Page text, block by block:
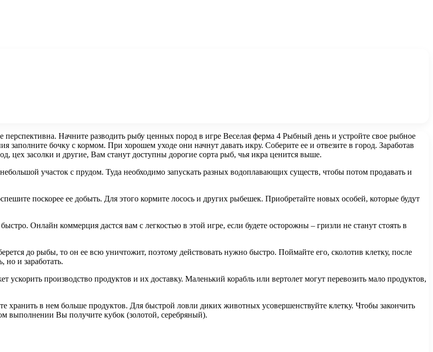
Начните разводить рыбу ценных пород в игре Веселая ферма 4 Рыбный день и устройте свое рыбное
заполните бочку с кормом. При хорошем уходе они начнут давать икру. Соберите ее и отвезите в город. Заработав
цех засолки и другие, Вам станут доступны дорогие сорта рыб, чья икра ценится выше.
участок с прудом. Туда необходимо запускать разных водоплавающих существ, чтобы потом продавать и
поскорее ее добыть. Для этого кормите лосось и других рыбешек. Приобретайте новых особей, которые будут
Онлайн коммерция дастся вам с легкостью в этой игре, если будете осторожны – гризли не станут стоять в
до рыбы, то он ее всю уничтожит, поэтому действовать нужно быстро. Поймайте его, сколотив клетку, после
но и заработать.
ускорить производство продуктов и их доставку. Маленький корабль или вертолет могут перевозить мало продуктов,
хранить в нем больше продуктов. Для быстрой ловли диких животных усовершенствуйте клетку. Чтобы закончить
выполнении Вы получите кубок (золотой, серебряный).